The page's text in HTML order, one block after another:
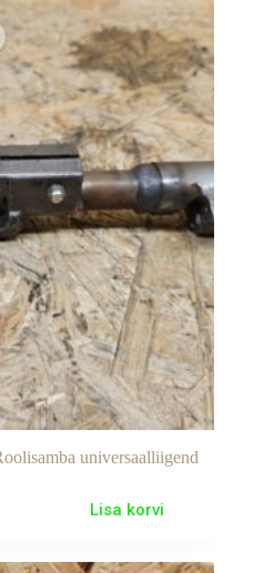
universaalliigend
Lisa korvi